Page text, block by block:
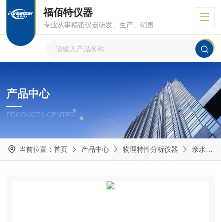
福佰特仪器
专业从事精密仪器研发、生产、销售
产品中心
PRODUCTS CENTER
当前位置： 首页 产品中心 物理特性分析仪器 亲水性接触角测量仪